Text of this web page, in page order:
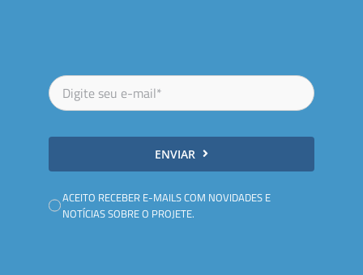
ENVIAR
ACEITO RECEBER E-MAILS COM NOVIDADES E
NOTÍCIAS SOBRE O PROJETE.